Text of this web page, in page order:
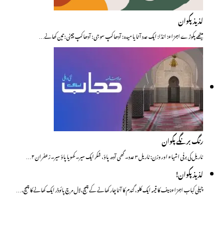
لذیذ پکوان
میٹھے پکوڑے اجزاء: انڈا: ایک عدد آٹا یا میدہ : آدھا کپ سوجی : آدھا کپ چینی : تین کھانے…
رنگ برنگے پکوان
ناریل کی برفی اشیاء اور وزن: ناریل ۳ عدد۔ گھی آدھ پاؤ، شکر ایک سیر۔ کھویا پاؤ سیر۔ زعفران ۲…
لذیذ پکوان!
چپلی کباب اجزاء:بیف کا قیمہ ایک کلو، گندم کا آٹا چار کھانے کے چمچ،لال مرچ پائوڈر ایک کھانے کا چمچ،…